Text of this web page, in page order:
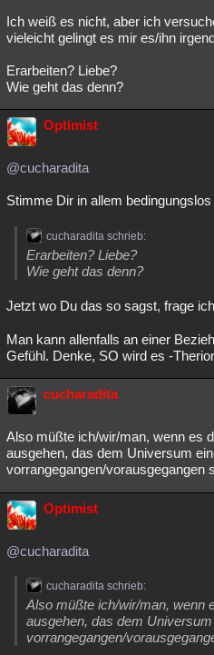
Ich weiß es nicht, aber ich
vieleicht gelingt es mir es/ihn
Erarbeiten? Liebe?
Wie geht das denn?
Optimist
@cucharadita
Stimme Dir in allem
cucharadita schrieb:
Erarbeiten? Liebe?
Wie geht das denn?
Jetzt wo Du das so sagst, frage
Man kann allenfalls an einer
Gefühl. Denke, SO wird es -
cucharadita
Also müßte ich/wir/man, wenn es
ausgehen, das dem Universum
vorrangegangen/vorausgegangen
Optimist
@cucharadita
cucharadita schrieb:
Also müßte ich/wir/man, wenn
ausgehen, das dem
vorrangegangen/